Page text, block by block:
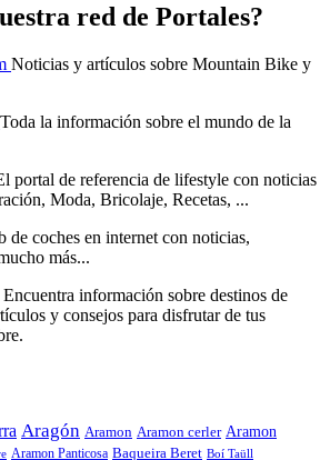
red de Portales?
Noticias y artículos sobre Mountain Bike y
Toda la información sobre el mundo de la
portal de referencia de lifestyle con noticias
Moda, Bricolaje, Recetas, ...
de coches en internet con noticias,
más...
Encuentra información sobre destinos de
y consejos para disfrutar de tus
Aragón Aramon Aramon cerler Aramon
Aramon Panticosa Baqueira Beret Boí Taüll